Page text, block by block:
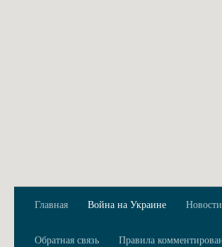
Главная Война на Украине Новости
Обратная связь Правила